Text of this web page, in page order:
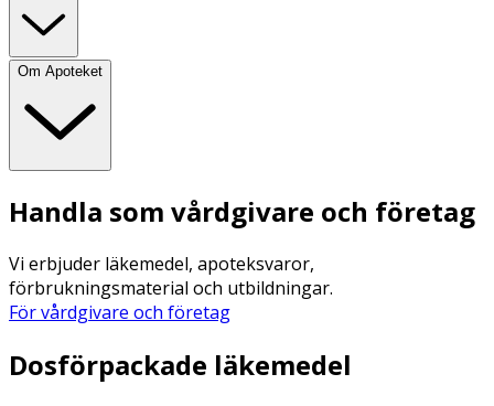
Om Apoteket
Handla som vårdgivare och företag
Vi erbjuder läkemedel, apoteksvaror,
förbrukningsmaterial och utbildningar.
För vårdgivare och företag
Dosförpackade läkemedel